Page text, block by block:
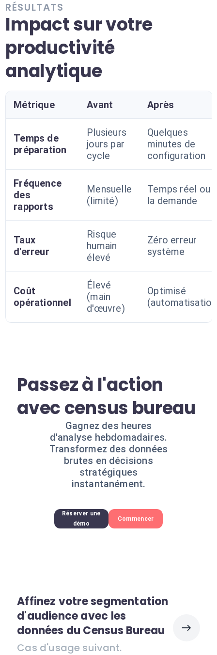
RÉSULTATS
Impact sur votre
productivité
analytique
Métrique Avant Après
Temps de
préparation
Plusieurs
jours par
cycle
Quelques
minutes de
configuration
Fréquence
des
rapports
Mensuelle
(limité)
Temps réel ou
la demande
Taux
d'erreur
Risque
humain
élevé
Zéro erreur
système
Coût
opérationnel
Élevé
(main
d'œuvre)
Optimisé
Passez à l'action
avec census bureau
Gagnez des heures
d'analyse hebdomadaires.
Transformez des données
brutes en décisions
stratégiques
instantanément.
Réserver une
démo
Commencer
Affinez votre segmentation
d'audience avec les
données du Census Bureau
Cas d'usage suivant.